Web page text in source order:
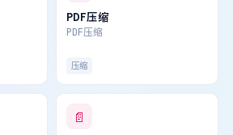
PDF压缩
PDF压缩
压缩
📄